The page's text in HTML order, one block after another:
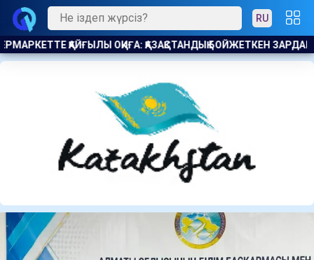
RU
БОЙЖЕТКЕН ЗАРДАП ШЕКТІ ҚХП: КӘСІПОДАҚТАР